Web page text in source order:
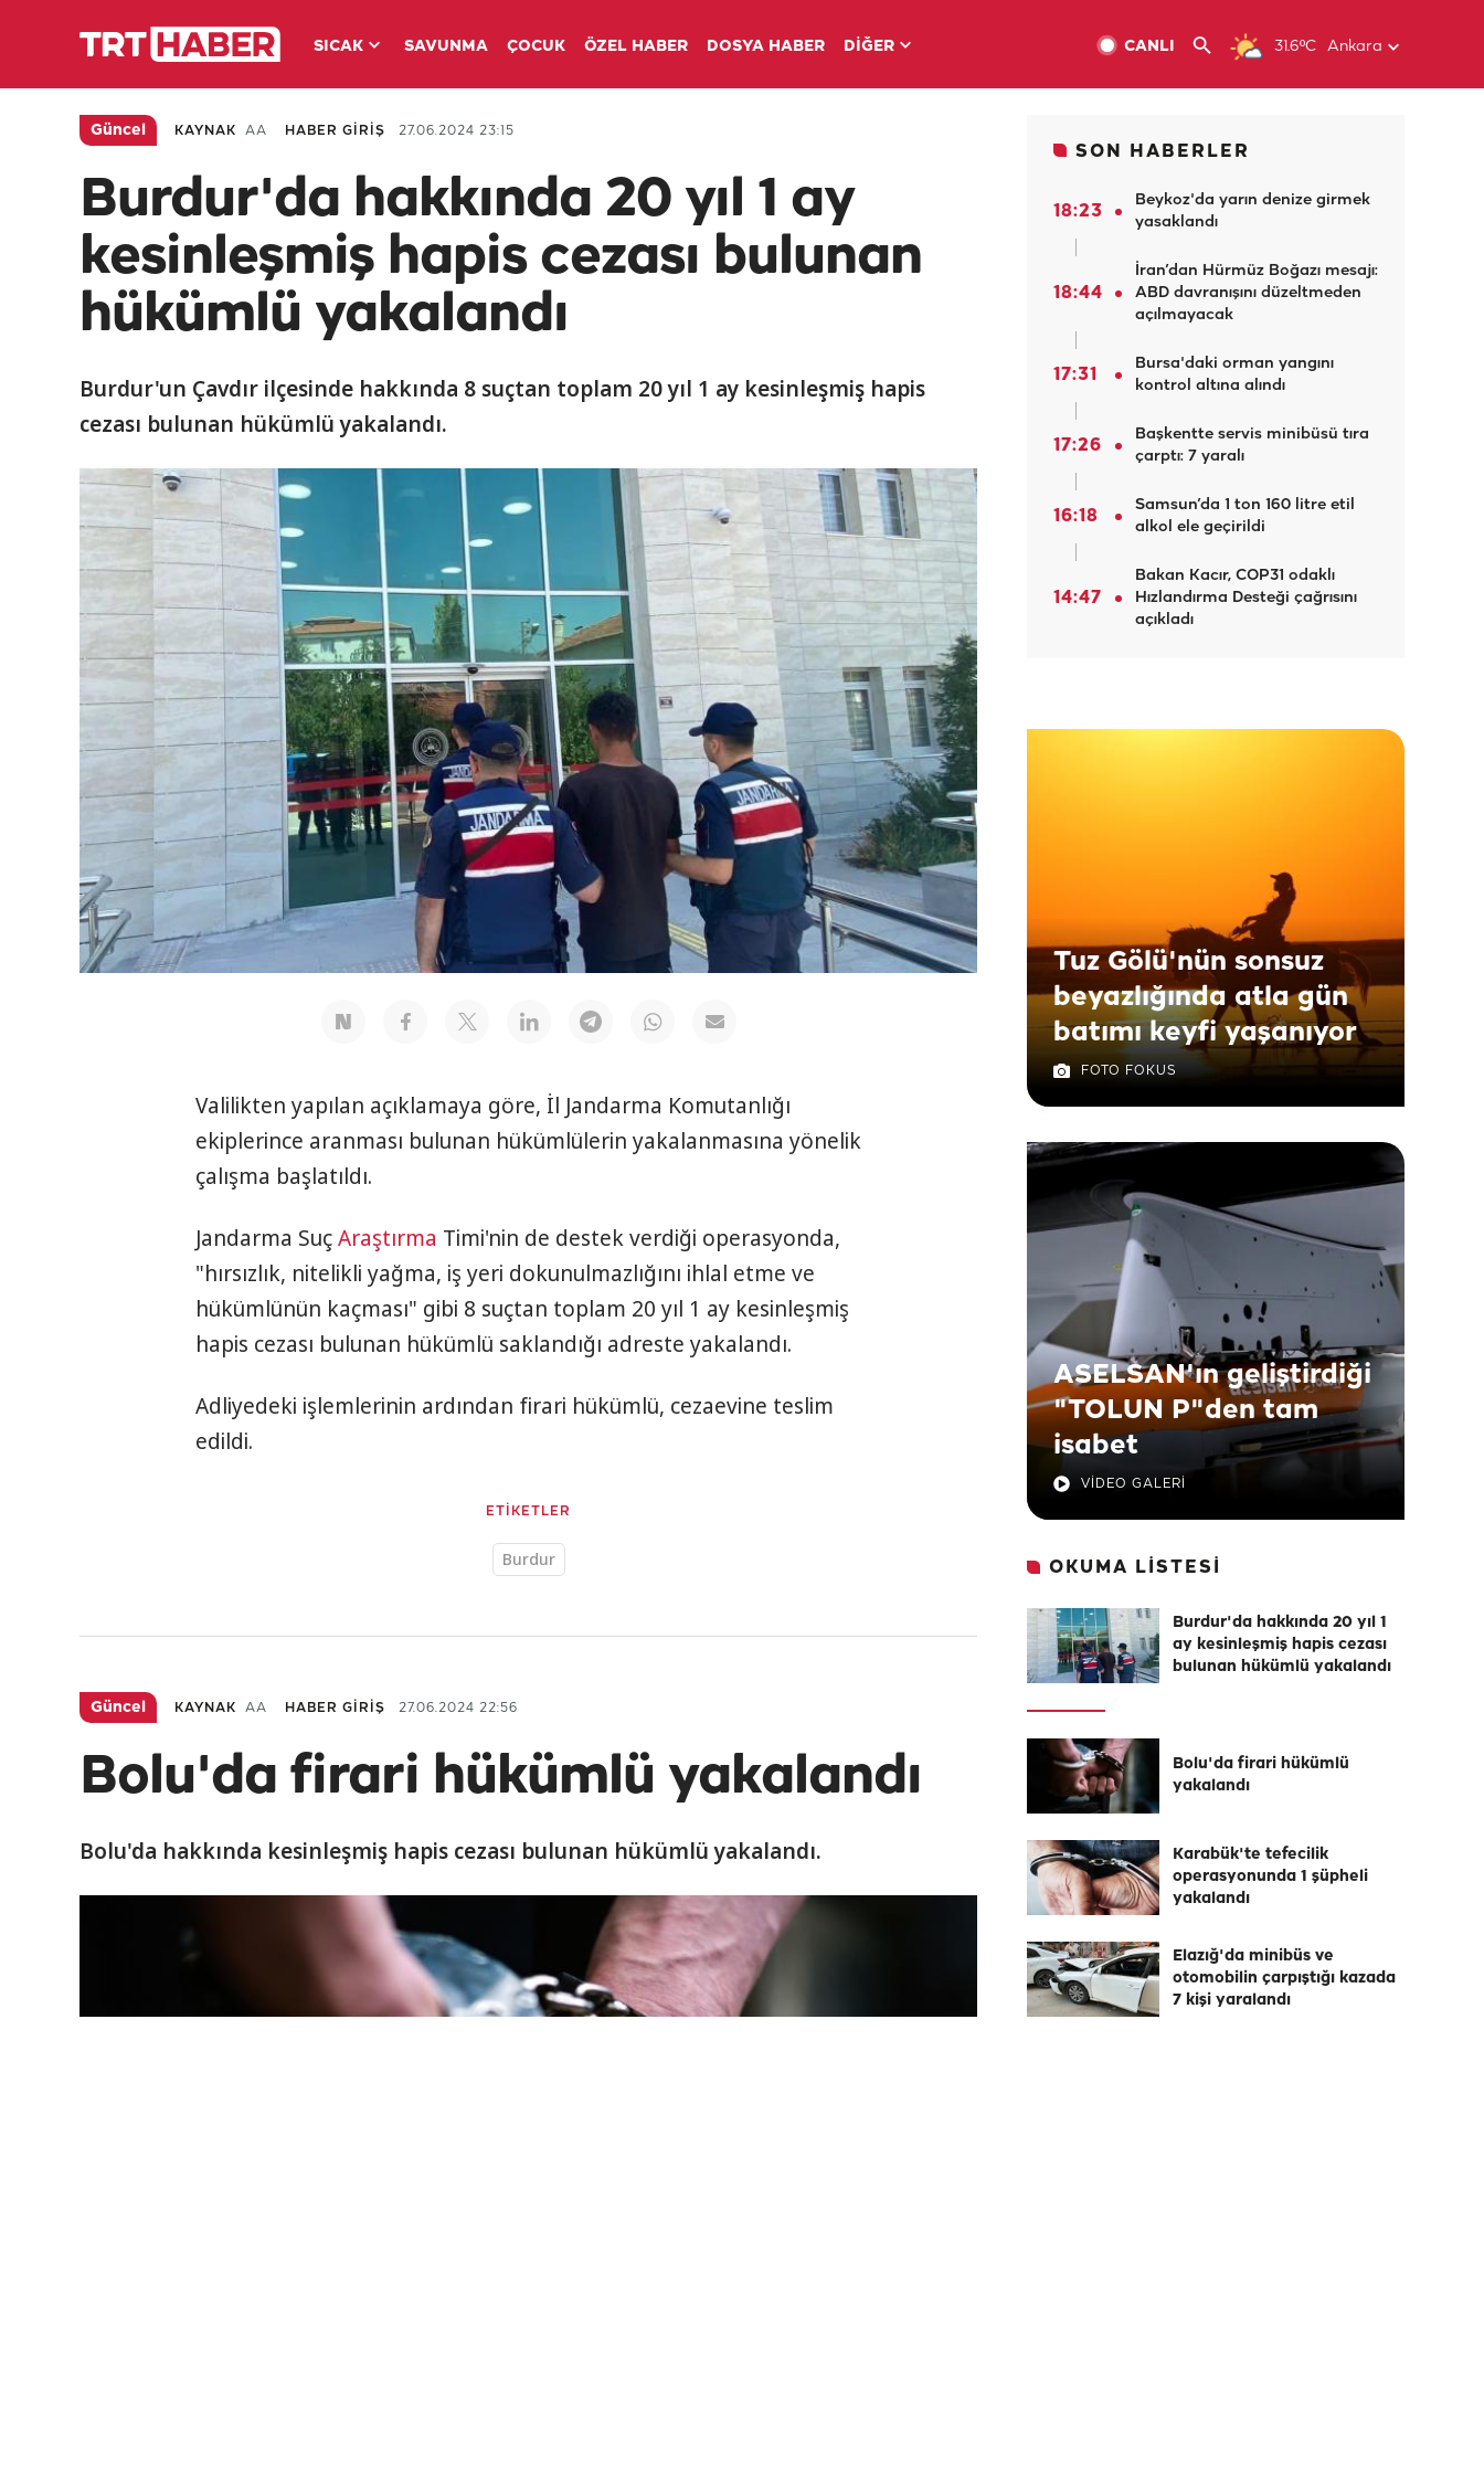
SICAK SAVUNMA ÇOCUK ÖZEL HABER DOSYA HABER DİĞER 31.6ºC Ankara
CANLI
Güncel KAYNAK AA HABER GİRİŞ 27.06.2024 23:15
Burdur'da hakkında 20 yıl 1 ay
kesinleşmiş hapis cezası bulunan
hükümlü yakalandı
Burdur'un Çavdır ilçesinde hakkında 8 suçtan toplam 20 yıl 1 ay kesinleşmiş hapis
cezası bulunan hükümlü yakalandı.
Valilikten yapılan açıklamaya göre, İl Jandarma Komutanlığı
ekiplerince aranması bulunan hükümlülerin yakalanmasına yönelik
çalışma başlatıldı.
Jandarma SuçAraştırma Timi'nin de destek verdiği operasyonda,
"hırsızlık, nitelikli yağma, iş yeri dokunulmazlığını ihlal etme ve
hükümlünün kaçması" gibi 8 suçtan toplam 20 yıl 1 ay kesinleşmiş
hapis cezası bulunan hükümlü saklandığı adreste yakalandı.
Adliyedeki işlemlerinin ardından firari hükümlü, cezaevine teslim
edildi.
ETİKETLER
Burdur
Güncel KAYNAK AA HABER GİRİŞ 27.06.2024 22:56
Bolu'da firari hükümlü yakalandı
Bolu'da hakkında kesinleşmiş hapis cezası bulunan hükümlü yakalandı.
SON HABERLER
18:23
Beykoz'da yarın denize girmek
yasaklandı
18:44
İran’dan Hürmüz Boğazı mesajı:
ABD davranışını düzeltmeden
açılmayacak
17:31
Bursa'daki orman yangını
kontrol altına alındı
17:26
Başkentte servis minibüsü tıra
çarptı: 7 yaralı
16:18
Samsun’da 1 ton 160 litre etil
alkol ele geçirildi
14:47
Bakan Kacır, COP31 odaklı
Hızlandırma Desteği çağrısını
açıkladı
Tuz Gölü'nün sonsuz
beyazlığında atla gün
batımı keyfi yaşanıyor
FOTO FOKUS
ASELSAN'ın geliştirdiği
"TOLUN P"den tam
isabet
VİDEO GALERİ
OKUMA LİSTESİ
Burdur'da hakkında 20 yıl 1
ay kesinleşmiş hapis cezası
bulunan hükümlü yakalandı
Bolu'da firari hükümlü
yakalandı
Karabük'te tefecilik
operasyonunda 1 şüpheli
yakalandı
Elazığ'da minibüs ve
otomobilin çarpıştığı kazada
7 kişi yaralandı